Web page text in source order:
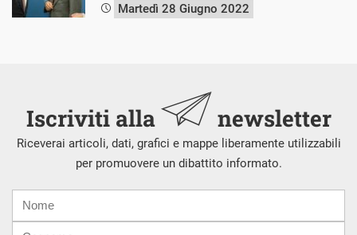
Martedì 28 Giugno 2022
Iscriviti alla newsletter
Riceverai articoli, dati, grafici e mappe liberamente utilizzabili
per promuovere un dibattito informato.
mail